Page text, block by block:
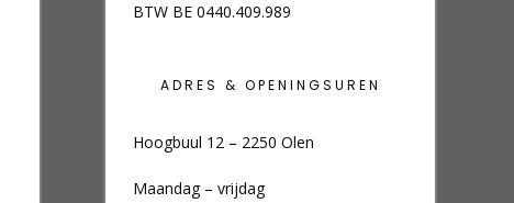
BTW BE 0440.409.989
ADRES & OPENINGSUREN
Hoogbuul 12 – 2250 Olen
Maandag – vrijdag